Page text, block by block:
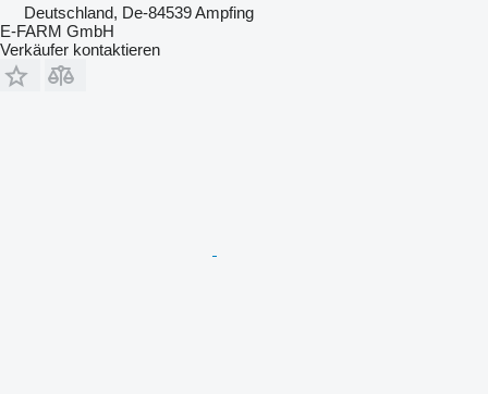
Deutschland, De-84539 Ampfing
E-FARM GmbH
Verkäufer kontaktieren